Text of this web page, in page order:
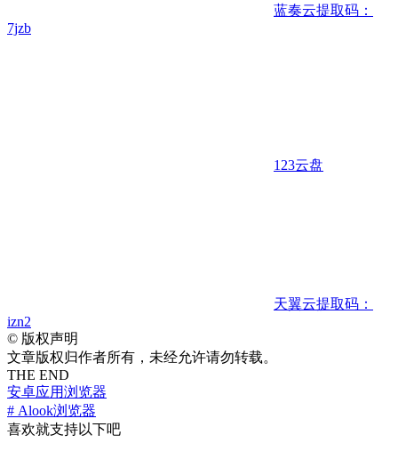
蓝奏云提取码：
7jzb
123云盘
天翼云提取码：
izn2
© 版权声明
文章版权归作者所有，未经允许请勿转载。
THE END
安卓应用浏览器
# Alook浏览器
喜欢就支持以下吧